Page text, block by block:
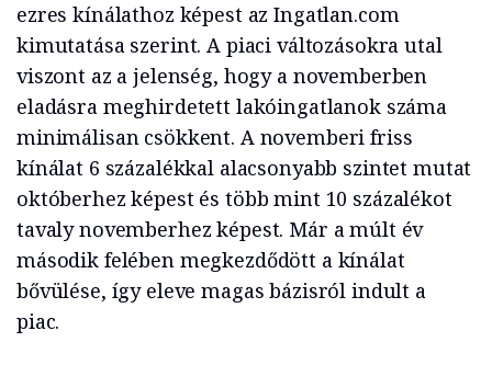
ezres kínálathoz képest az Ingatlan.com
kimutatása szerint. A piaci változásokra utal
viszont az a jelenség, hogy a novemberben
eladásra meghirdetett lakóingatlanok száma
minimálisan csökkent. A novemberi friss
kínálat 6 százalékkal alacsonyabb szintet mutat
októberhez képest és több mint 10 százalékot
tavaly novemberhez képest. Már a múlt év
második felében megkezdődött a kínálat
bővülése, így eleve magas bázisról indult a
piac.